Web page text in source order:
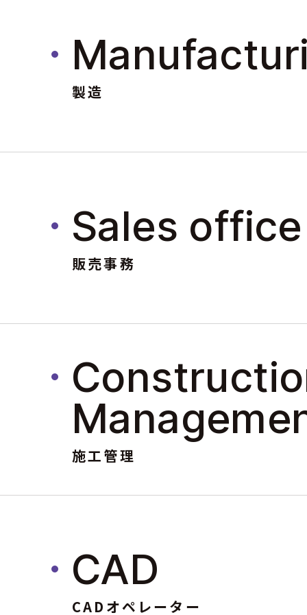
製造
Sales office
販売事務
施工管理
CAD
CADオペレーター